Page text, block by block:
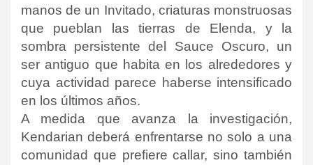
manos de un Invitado, criaturas monstruosas
que pueblan las tierras de Elenda, y la
sombra persistente del Sauce Oscuro, un
ser antiguo que habita en los alrededores y
cuya actividad parece haberse intensificado
en los últimos años.
A medida que avanza la investigación,
Kendarian deberá enfrentarse no solo a una
comunidad que prefiere callar, sino también